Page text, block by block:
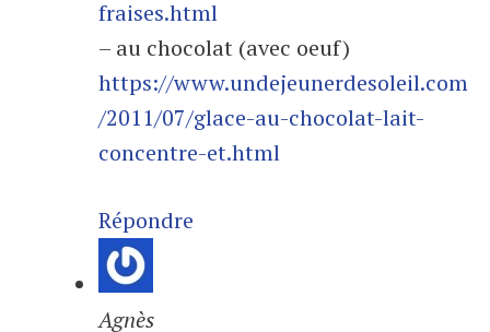
fraises.html
– au chocolat (avec oeuf)
https://www.undejeunerdesoleil.com
/2011/07/glace-au-chocolat-lait-
concentre-et.html
Répondre
Agnès